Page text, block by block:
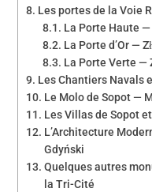
Les portes de la Voie
La Porte Haute —
La Porte d’Or —
La Porte Verte —
Les Chantiers Navals
Le Molo de Sopot —
Les Villas de Sopot
L’Architecture
Gdyński
Quelques autres
la Tri-Cité